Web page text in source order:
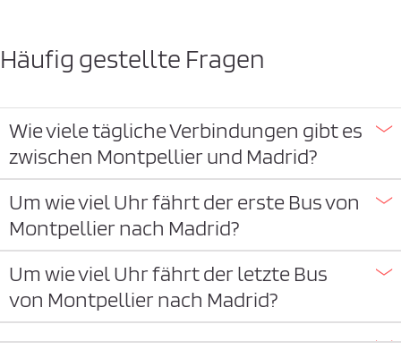
Häufig gestellte Fragen
Wie viele tägliche Verbindungen gibt es
zwischen Montpellier und Madrid?
Um wie viel Uhr fährt der erste Bus von
Montpellier nach Madrid?
Um wie viel Uhr fährt der letzte Bus
von Montpellier nach Madrid?